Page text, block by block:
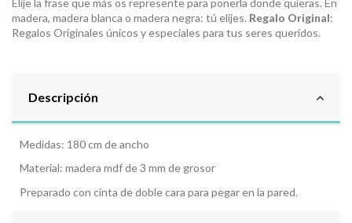
Elije la frase que más os represente para ponerla donde quieras. En
madera, madera blanca o madera negra: tú elijes. Regalo Original:
Regalos Originales únicos y especiales para tus seres queridos.
Descripción
Medidas: 180 cm de ancho
Material: madera mdf de 3 mm de grosor
Preparado con cinta de doble cara para pegar en la pared.